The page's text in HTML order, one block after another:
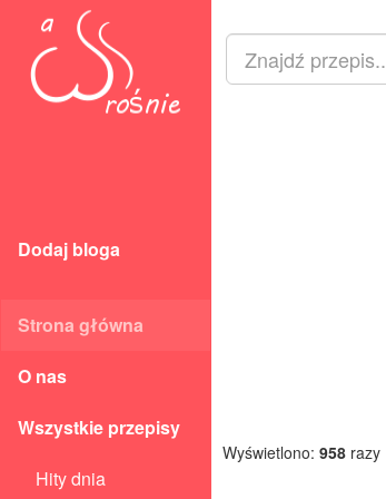
Dodaj bloga
Strona główna
O nas
Wszystkie przepisy
Hity dnia
Wyświetlono: 958 razy